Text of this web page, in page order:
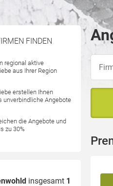
FINDEN
regional aktive
aus Ihrer Region
erstellen Ihnen
unverbindliche Angebote
die Angebote und
zu 30%
insgesamt 1